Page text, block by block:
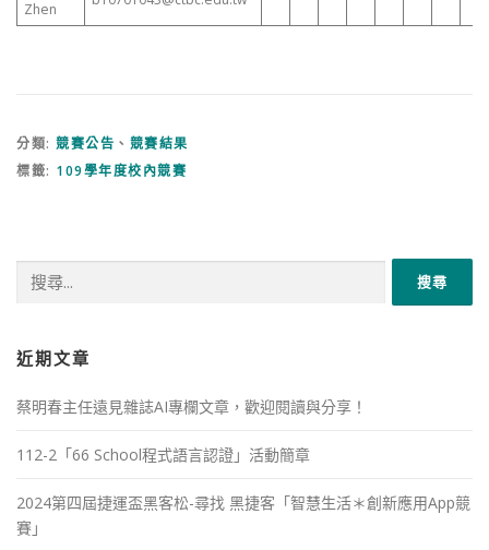
Zhen
分類: 競賽公告 、 競賽結果
標籤: 109學年度校內競賽
字:
近期文章
蔡明春主任遠見雜誌AI專欄文章，歡迎閱讀與分享！
112-2「66 School程式語言認證」活動簡章
2024第四屆捷運盃黑客松-尋找 黑捷客「智慧生活＊創新應用App競
賽」